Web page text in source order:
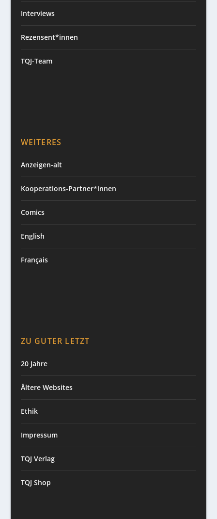
Interviews
Rezensent*innen
TQJ-Team
WEITERES
Anzeigen-alt
Kooperations-Partner*innen
Comics
English
Français
ZU GUTER LETZT
20 Jahre
Ältere Websites
Ethik
Impressum
TQJ Verlag
TQJ Shop